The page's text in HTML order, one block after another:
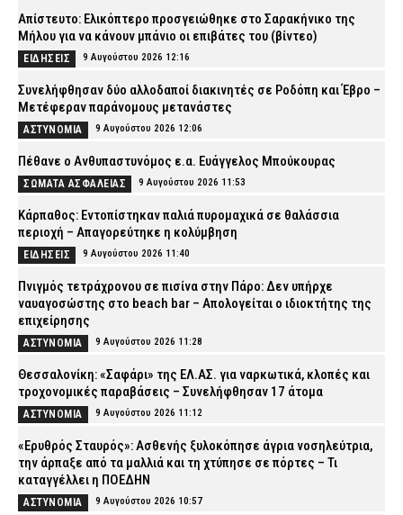
Απίστευτο: Ελικόπτερο προσγειώθηκε στο Σαρακήνικο της
Μήλου για να κάνουν μπάνιο οι επιβάτες του (βίντεο)
ΕΙΔΗΣΕΙΣ 9 Αυγούστου 2026 12:16
Συνελήφθησαν δύο αλλοδαποί διακινητές σε Ροδόπη και Έβρο –
Μετέφεραν παράνομους μετανάστες
ΑΣΤΥΝΟΜΙΑ 9 Αυγούστου 2026 12:06
Πέθανε ο Ανθυπαστυνόμος ε.α. Ευάγγελος Μπούκουρας
ΣΩΜΑΤΑ ΑΣΦΑΛΕΙΑΣ 9 Αυγούστου 2026 11:53
Κάρπαθος: Εντοπίστηκαν παλιά πυρομαχικά σε θαλάσσια
περιοχή – Απαγορεύτηκε η κολύμβηση
ΕΙΔΗΣΕΙΣ 9 Αυγούστου 2026 11:40
Πνιγμός τετράχρονου σε πισίνα στην Πάρο: Δεν υπήρχε
ναυαγοσώστης στο beach bar – Απολογείται ο ιδιοκτήτης της
επιχείρησης
ΑΣΤΥΝΟΜΙΑ 9 Αυγούστου 2026 11:28
Θεσσαλονίκη: «Σαφάρι» της ΕΛ.ΑΣ. για ναρκωτικά, κλοπές και
τροχονομικές παραβάσεις – Συνελήφθησαν 17 άτομα
ΑΣΤΥΝΟΜΙΑ 9 Αυγούστου 2026 11:12
«Ερυθρός Σταυρός»: Ασθενής ξυλοκόπησε άγρια νοσηλεύτρια,
την άρπαξε από τα μαλλιά και τη χτύπησε σε πόρτες – Τι
καταγγέλλει η ΠΟΕΔΗΝ
ΑΣΤΥΝΟΜΙΑ 9 Αυγούστου 2026 10:57